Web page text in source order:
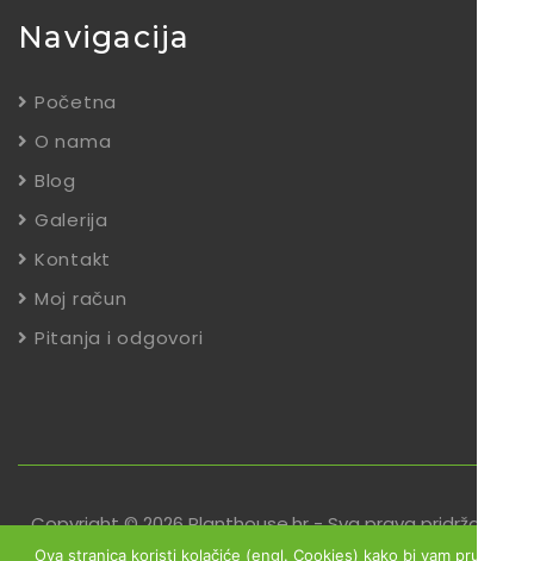
Navigacija
Početna
O nama
Blog
Galerija
Kontakt
Moj račun
Pitanja i odgovori
Copyright © 2026 Planthouse.hr - Sva prava pridržana
Ova stranica koristi kolačiće (engl. Cookies) kako bi vam pružili